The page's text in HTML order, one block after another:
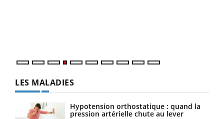
LES MALADIES
Hypotension orthostatique : quand la
pression artérielle chute au lever